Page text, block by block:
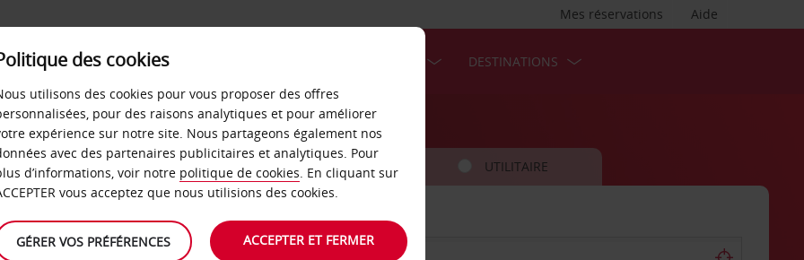
Aide
Mes réservations
LIBRE-SERVICE DESTINATIONS
VOITURE UTILITAIRE
AGENCE DE DÉPART
des cookies
utilisons des cookies pour vous proposer des offres
pour des raisons analytiques et pour améliorer
expérience sur notre site. Nous partageons également nos
avec des partenaires publicitaires et analytiques. Pour
d’informations, voir notre politique de cookies. En cliquant sur
vous acceptez que nous utilisions des cookies.
GÉRER VOS PRÉFÉRENCES ACCEPTER ET FERMER